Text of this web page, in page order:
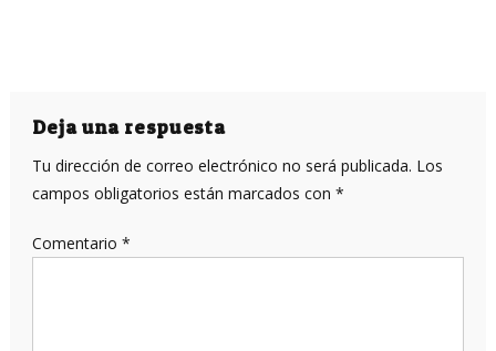
Deja una respuesta
Tu dirección de correo electrónico no será publicada. Los
campos obligatorios están marcados con *
Comentario *